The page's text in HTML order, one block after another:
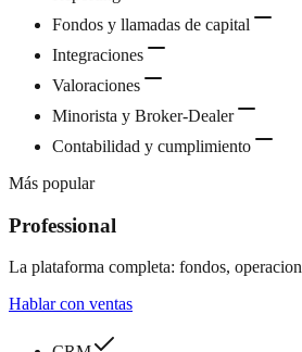
Fondos y llamadas de capital
Integraciones
Valoraciones
Minorista y Broker-Dealer
Contabilidad y cumplimiento
Más popular
Professional
La plataforma completa: fondos,
Hablar con ventas